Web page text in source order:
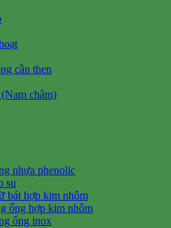
cần then
châm)
nhựa phenolic
su
bát hợp kim nhôm
ống hợp kim nhôm
ống inox